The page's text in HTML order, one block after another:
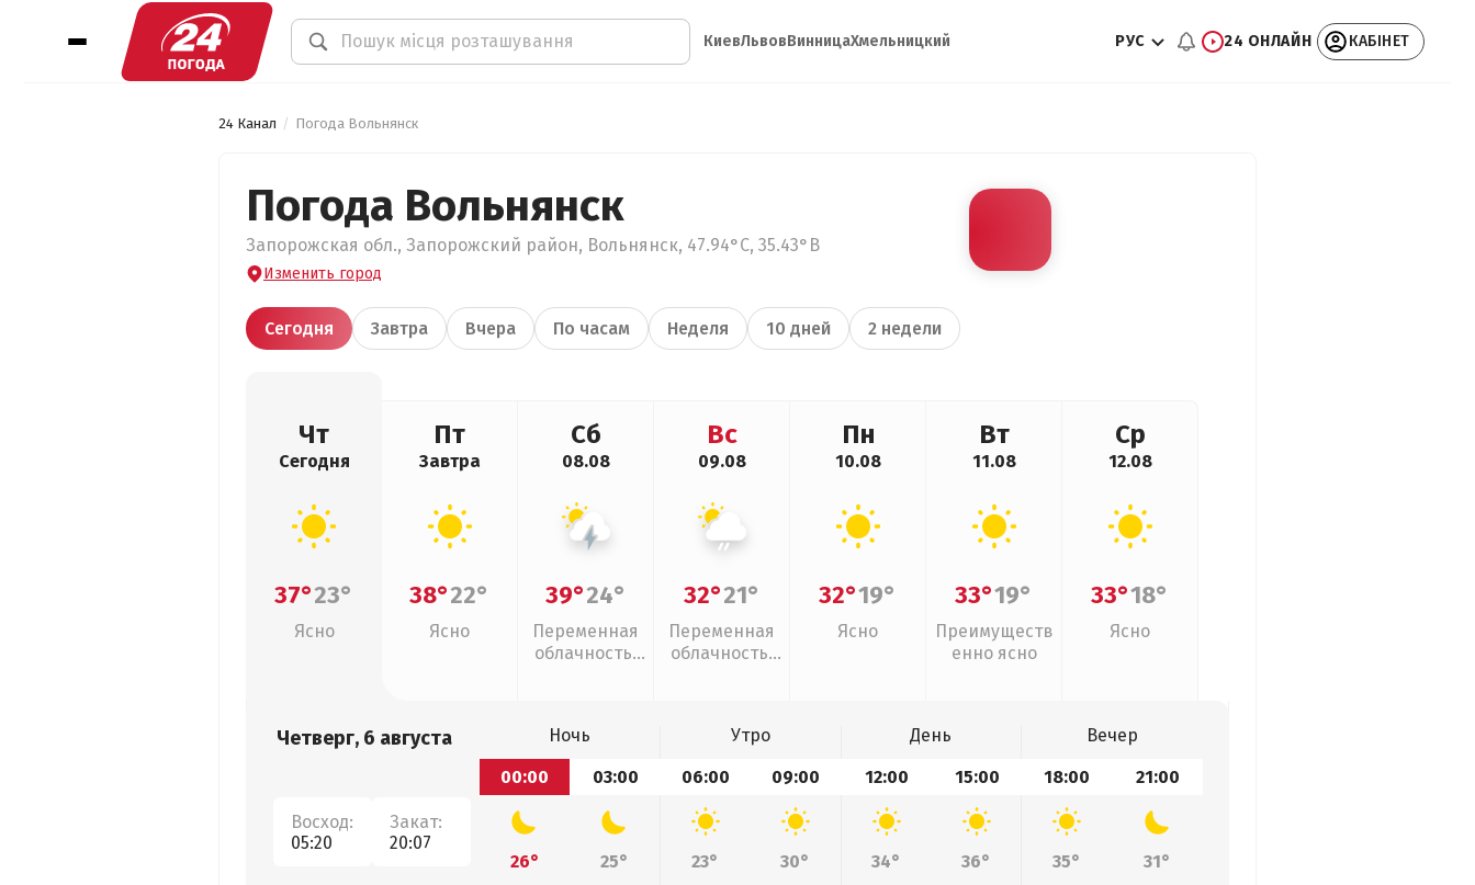
КиевЛьвовВинницаХмельницкий РУС 24 ОНЛАЙН КАБІНЕТ
24 Канал Погода Вольнянск
Погода Вольнянск
Запорожская обл., Запорожский район, Вольнянск, 47.94°С, 35.43°В
Изменить город
Сегодня Завтра Вчера По часам Неделя 10 дней 2 недели
Чт
Сегодня
37°23°
Ясно
Пт
Завтра
38°22°
Ясно
Сб
08.08
39°24°
Переменная
облачность,
Вс
09.08
32°21°
Переменная
облачность,
Пн
10.08
32°19°
Ясно
Вт
11.08
33°19°
Преимуществ
енно ясно
Ср
12.08
33°18°
Ясно
Четверг, 6 августа
Восход:
05:20
Закат:
20:07
Ночь Утро День
Вечер
00:00
03:00 06:00 09:00 12:00 15:00 18:00 21:00
26° 25° 23° 30° 34° 36° 35°
31°